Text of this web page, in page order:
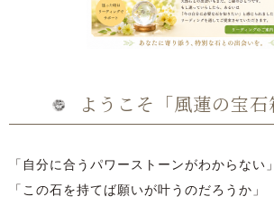
ようこそ「風蓮の宝石
「自分に合うパワーストーンがわからない」
「この石を持てば願いが叶うのだろうか」